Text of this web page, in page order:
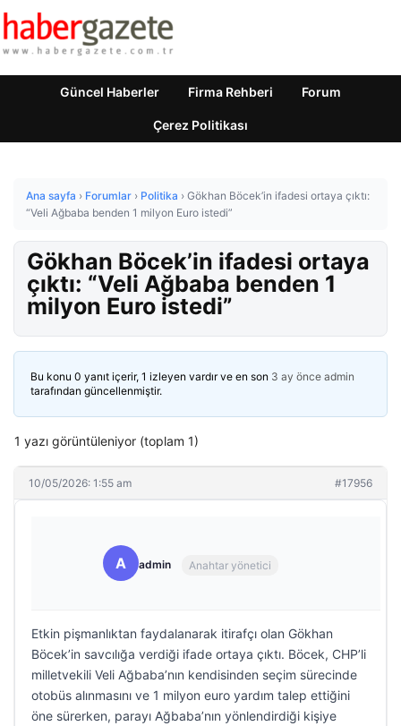
Güncel Haberler Firma Rehberi Forum
Çerez Politikası
Ana sayfa › Forumlar › Politika › Gökhan Böcek’in ifadesi ortaya çıktı:
“Veli Ağbaba benden 1 milyon Euro istedi”
Gökhan Böcek’in ifadesi ortaya
çıktı: “Veli Ağbaba benden 1
milyon Euro istedi”
Bu konu 0 yanıt içerir, 1 izleyen vardır ve en son 3 ay önce admin
tarafından güncellenmiştir.
1 yazı görüntüleniyor (toplam 1)
10/05/2026: 1:55 am #17956
A admin Anahtar yönetici
Etkin pişmanlıktan faydalanarak itirafçı olan Gökhan
Böcek’in savcılığa verdiği ifade ortaya çıktı. Böcek, CHP’li
milletvekili Veli Ağbaba’nın kendisinden seçim sürecinde
otobüs alınmasını ve 1 milyon euro yardım talep ettiğini
öne sürerken, parayı Ağbaba’nın yönlendirdiği kişiye